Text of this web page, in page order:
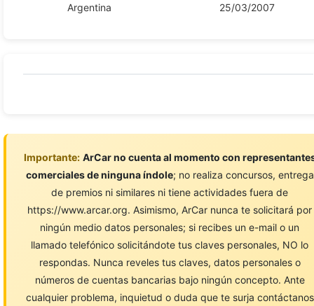
Argentina 25/03/2007
Importante: ArCar no cuenta al momento con
comerciales de ninguna índole; no realiza concursos, entrega
de premios ni similares ni tiene actividades fuera de
https://www.arcar.org. Asimismo, ArCar nunca te solicitará por
ningún medio datos personales; si recibes un e-mail o un
llamado telefónico solicitándote tus claves personales, NO lo
respondas. Nunca reveles tus claves, datos personales o
números de cuentas bancarias bajo ningún concepto. Ante
cualquier problema, inquietud o duda que te surja contáctanos